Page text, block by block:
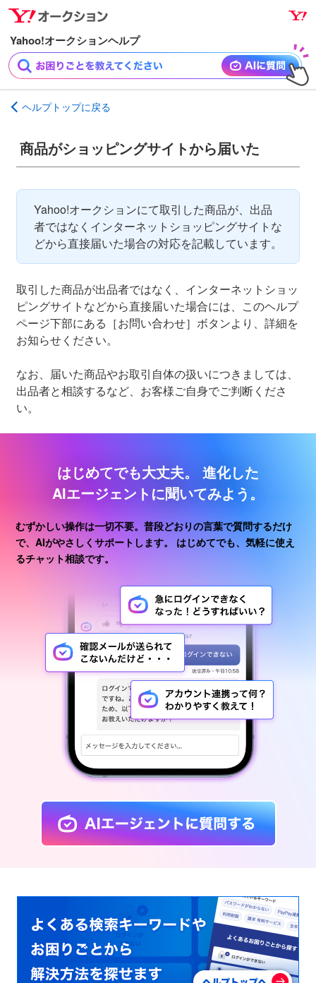
ナ
ビ
ゲ
ー
シ
ョ
ン
キ
メ
イ
ン
コ
ン
テ
ン
ス
ヘルプトップに戻る
商品がショッピングサイトから届いた
Yahoo!オークションにて取引した商品が、出品
者ではなくインターネットショッピングサイトな
どから直接届いた場合の対応を記載しています。
取引した商品が出品者ではなく、インターネットショッ
ピングサイトなどから直接届いた場合には、このヘルプ
ページ下部にある［お問い合わせ］ボタンより、詳細を
お知らせください。
なお、届いた商品やお取引自体の扱いにつきましては、
出品者と相談するなど、お客様ご自身でご判断くださ
い。
はじめてでも大丈夫。
進化した
AIエージェントに聞いてみよう。
むずかしい操作は一切不要。普段どおりの言葉で質問するだけ
で、AIがやさしくサポートします。
はじめてでも、気軽に使え
るチャット相談です。